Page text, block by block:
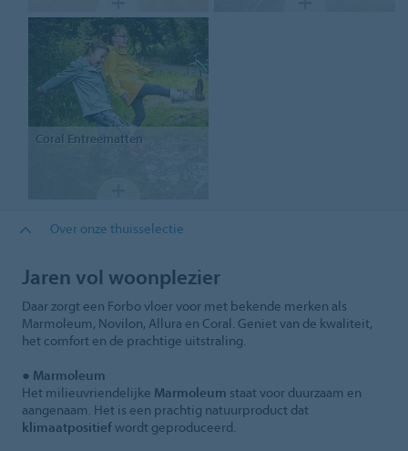
Coral Entreematten
Over onze thuisselectie
Jaren vol woonplezier
Daar zorgt een Forbo vloer voor met bekende merken als
Marmoleum, Novilon, Allura en Coral. Geniet van de kwaliteit,
het comfort en de prachtige uitstraling.
● Marmoleum
Het milieuvriendelijke Marmoleum staat voor duurzaam en
aangenaam. Het is een prachtig natuurproduct dat
klimaatpositiefwordt geproduceerd.